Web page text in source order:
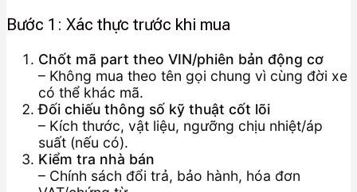
Bước 1: Xác thực trước khi mua
Chốt mã part theo VIN/phiên bản động cơ
– Không mua theo tên gọi chung vì cùng đời xe
có thể khác mã.
Đối chiếu thông số kỹ thuật cốt lõi
– Kích thước, vật liệu, ngưỡng chịu nhiệt/áp
suất (nếu có).
Kiểm tra nhà bán
– Chính sách đổi trả, bảo hành, hóa đơn